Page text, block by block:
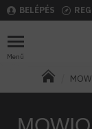
BELÉPÉS